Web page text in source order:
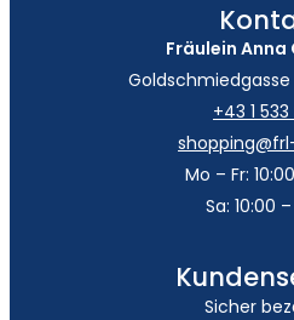
Fräulein Anna
Goldschmiedgasse
+43 1 533
Mo – Fr:
Sa: 10:00
Sicher